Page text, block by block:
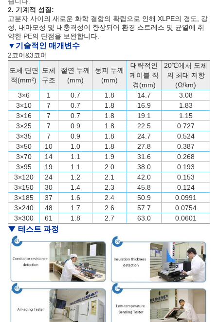
2. 기계적 성질:
고분자 사이의 새로운 화학 결합의 확립으로 인해 XLPE의 경도, 강
성, 내마모성 및 내충격성이 향상되어 환경 스트레스 및 균열에 취
약한 PE의 단점을 보완합니다.
▼ 기술적인 매개변수
2코어&3코어
도체 단면
적(mm²)
도체
구조
절연 두께
(mm)
동피 두께
(mm)
대략적인
케이블 직
경(mm)
20℃에서 도체
의 최대 저항
(Ω/km)
3×6
1 0.7 1.8 14.7
3.08
3×10
7 0.7 1.8 16.9
1.83
3×16
7 0.7 1.8 19.1
1.15
3×25
7 0.9 1.8 22.5
0.727
3×35
7 0.9 1.8 24.7
0.524
3×50
10 1.0 1.8 27.8
0.387
3×70
14 1.1 1.9 31.6
0.268
3×95
19 1.1 2.0 38.0
0.193
3×120
24 1.2 2.1 42.0
0.153
3×150
30 1.4 2.3 45.8
0.124
3×185
37 1.6 2.4 50.9
0.0991
3×240
48 1.7 2.6 57.7
0.0754
3×300
61 1.8 2.7 63.0 0.0601
▼ 테스트 과정